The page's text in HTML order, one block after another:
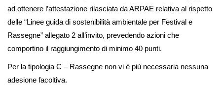
ad ottenere l’attestazione rilasciata da ARPAE relativa al rispetto
delle “Linee guida di sostenibilità ambientale per Festival e
Rassegne” allegato 2 all’invito, prevedendo azioni che
comportino il raggiungimento di minimo 40 punti.
Per la tipologia C – Rassegne non vi è più necessaria nessuna
adesione facoltiva.